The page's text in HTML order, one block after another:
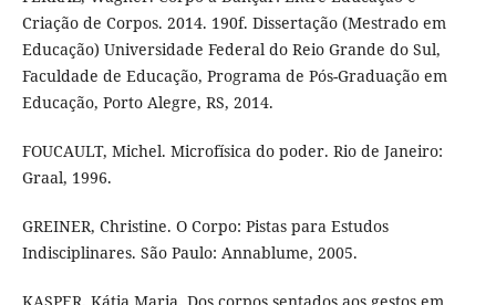
Criação de Corpos. 2014. 190f. Dissertação (Mestrado em
Educação) Universidade Federal do Reio Grande do Sul,
Faculdade de Educação, Programa de Pós-Graduação em
Educação, Porto Alegre, RS, 2014.
FOUCAULT, Michel. Microfísica do poder. Rio de Janeiro:
Graal, 1996.
GREINER, Christine. O Corpo: Pistas para Estudos
Indisciplinares. São Paulo: Annablume, 2005.